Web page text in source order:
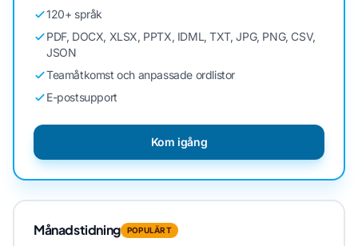
120+ språk
PDF, DOCX, XLSX, PPTX, IDML, TXT, JPG, PNG, CSV,
JSON
Teamåtkomst och anpassade ordlistor
E-postsupport
Kom igång
Månadstidning POPULÄRT